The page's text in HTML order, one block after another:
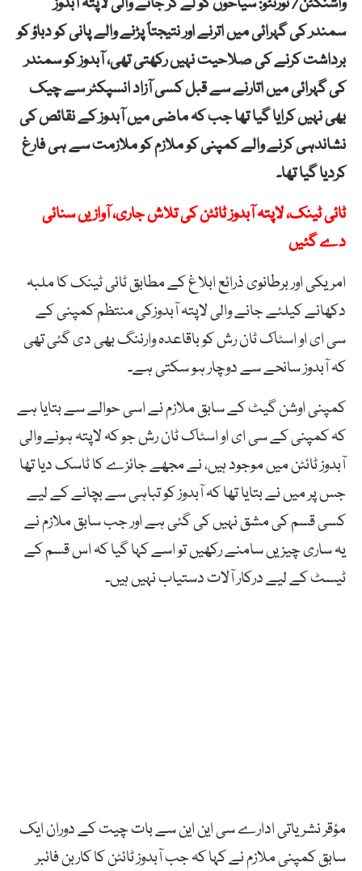
سمندر کی گہرائی میں اترنے اور نتیجتاً پڑنے والے پانی کو دباؤ کو
برداشت کرنے کی صلاحیت نہیں رکھتی تھی، آبدوز کو سمندر
کی گہرائی میں اتارنے سے قبل کسی آزاد انسپکٹر سے چیک
بھی نہیں کرایا گیا تھا جب کہ ماضی میں آبدوز کے نقائص کی
نشاندہی کرنے والے کمپنی کو ملازم کو ملازمت سے ہی فارغ
کردیا گیا تھا۔
ٹائی ٹینک، لاپتہ آبدوز ٹائٹن کی تلاش جاری، آوازیں سنائی
دے گئیں
امریکی اور برطانوی ذرائع ابلاغ کے مطابق ٹائی ٹینک کا ملبہ
دکھانے کیلئے جانے والی لاپتہ آبدوزکی منتظم کمپنی کے
سی ای او اسٹاک ٹان رش کو باقاعدہ وارننگ بھی دی گئی تھی
کہ آبدوز سانحے سے دوچار ہو سکتی ہے۔
کمپنی اوشن گیٹ کے سابق ملازم نے اسی حوالے سے بتایا ہے
کہ کمپنی کے سی ای او اسٹاک ٹان رش جو کہ لاپتہ ہونے والی
آبدوز ٹائٹن میں موجود ہیں، نے مجھے جائزے کا ٹاسک دیا تھا
جس پر میں نے بتایا تھا کہ آبدوز کو تباہی سے بچانے کے لیے
کسی قسم کی مشق نہیں کی گئی ہے اور جب سابق ملازم نے
یہ ساری چیزیں سامنے رکھیں تو اسے کہا گیا کہ اس قسم کے
ٹیسٹ کے لیے درکار آلات دستیاب نہیں ہیں۔
مؤقر نشریاتی ادارے سی این این سے بات چیت کے دوران ایک
سابق کمپنی ملازم نے کہا کہ جب آبدوز ٹائٹن کا کاربن فائبر